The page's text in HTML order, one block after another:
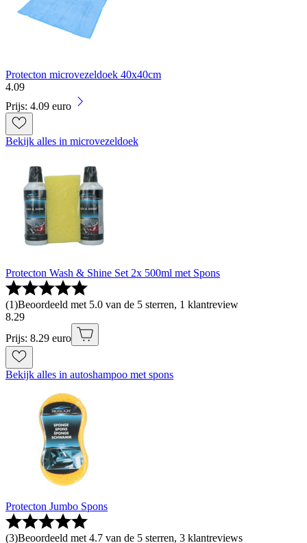
Protecton microvezeldoek 40x40cm
4.09
Prijs: 4.09 euro
Bekijk alles in microvezeldoek
Protecton Wash & Shine Set 2x 500ml met Spons
(1)Beoordeeld met 5.0 van de 5 sterren, 1 klantreview
8.29
Prijs: 8.29 euro
Bekijk alles in autoshampoo met spons
Protecton Jumbo Spons
(3)Beoordeeld met 4.7 van de 5 sterren, 3 klantreviews